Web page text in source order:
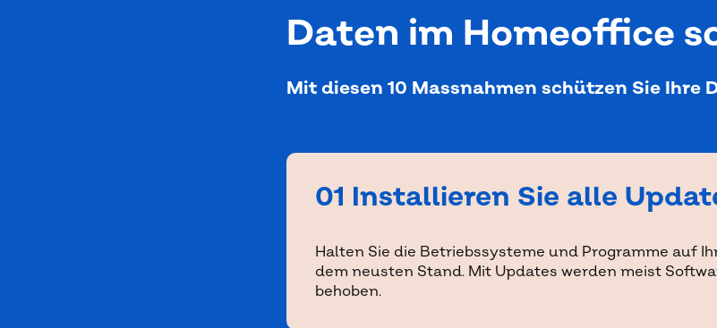
Da­ten im Home­of­fice
Mit diesen 10 Massnahmen schützen Sie Ihre
01 Installieren Sie alle
Halten Sie die Betriebssysteme und Programme auf
dem neusten Stand. Mit Updates werden meist
behoben.